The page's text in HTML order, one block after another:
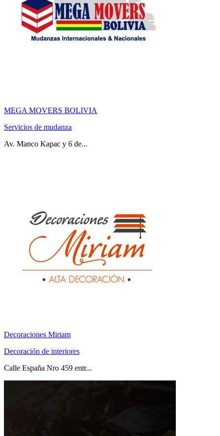
MEGA MOVERS BOLIVIA
Servicios de mudanza
Av. Manco Kapac y 6 de...
Decoraciones Miriam
Decoración de interiores
Calle España Nro 459 entr...